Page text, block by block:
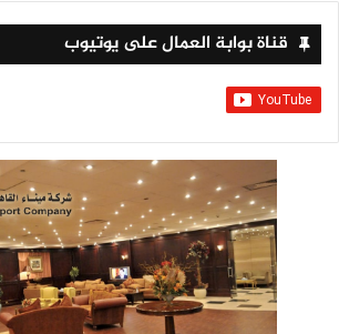
قناة بوابة العمال على يوتيوب